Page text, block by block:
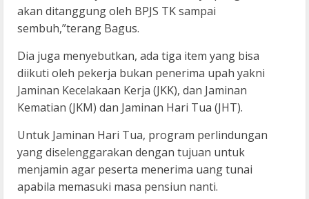
akan ditanggung oleh BPJS TK sampai
sembuh,”terang Bagus.
Dia juga menyebutkan, ada tiga item yang bisa
diikuti oleh pekerja bukan penerima upah yakni
Jaminan Kecelakaan Kerja (JKK), dan Jaminan
Kematian (JKM) dan Jaminan Hari Tua (JHT).
Untuk Jaminan Hari Tua, program perlindungan
yang diselenggarakan dengan tujuan untuk
menjamin agar peserta menerima uang tunai
apabila memasuki masa pensiun nanti.